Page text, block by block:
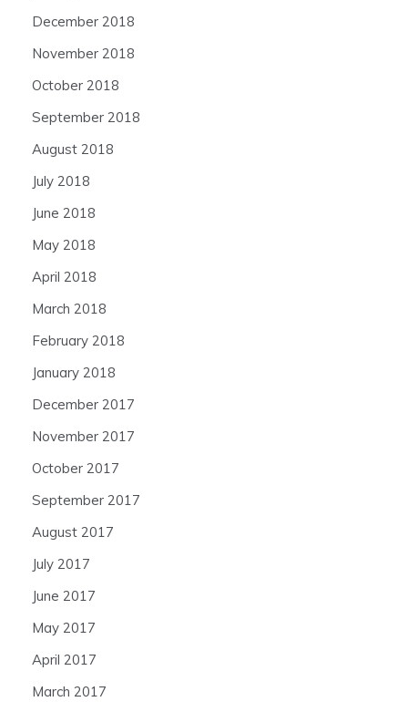
December 2018
November 2018
October 2018
September 2018
August 2018
July 2018
June 2018
May 2018
April 2018
March 2018
February 2018
January 2018
December 2017
November 2017
October 2017
September 2017
August 2017
July 2017
June 2017
May 2017
April 2017
March 2017